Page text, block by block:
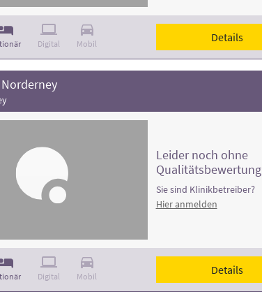
Digital Mobil Details
Digital Mobil
Leider noch ohne
Qualitätsbewertung
Sie sind Klinikbetreiber?
Hier anmelden
Details